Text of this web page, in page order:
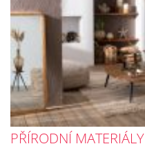
PŘÍRODNÍ